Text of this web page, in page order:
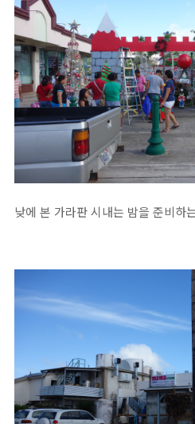
낮에 본 가라판 시내는 밤을 준비하